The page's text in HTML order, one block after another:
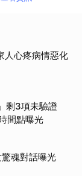
心疼病情惡化
剩3項未驗證
間點曝光
魂對話曝光